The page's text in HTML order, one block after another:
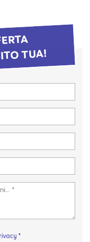
TUA!
*